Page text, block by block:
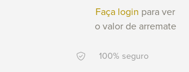
Moeda:
Faça login para ver
o valor de arremate
100% seguro